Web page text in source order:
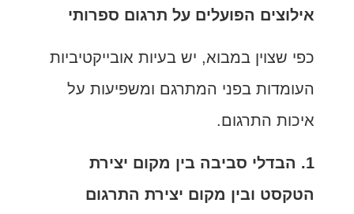
אילוצים הפועלים על תרגום ספרותי
כפי שצוין במבוא, יש בעיות אובייקטיביות
העומדות בפני המתרגם ומשפיעות על
איכות התרגום.
1. הבדלי סביבה בין מקום יצירת
הטקסט ובין מקום יצירת התרגום